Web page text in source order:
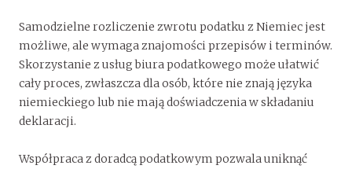
Samodzielne rozliczenie zwrotu podatku z Niemiec jest
możliwe, ale wymaga znajomości przepisów i terminów.
Skorzystanie z usług biura podatkowego może ułatwić
cały proces, zwłaszcza dla osób, które nie znają języka
niemieckiego lub nie mają doświadczenia w składaniu
deklaracji.
Współpraca z doradcą podatkowym pozwala uniknąć